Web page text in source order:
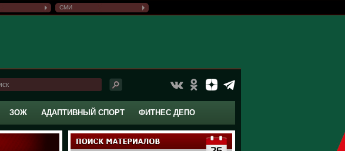
СМИ
ЗОЖ АДАПТИВНЫЙ СПОРТ ФИТНЕС ДЕПО